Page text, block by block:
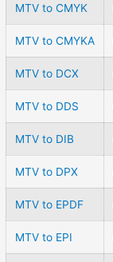
MTV to CMYK
MTV to CMYKA
MTV to DCX
MTV to DDS
MTV to DIB
MTV to DPX
MTV to EPDF
MTV to EPI